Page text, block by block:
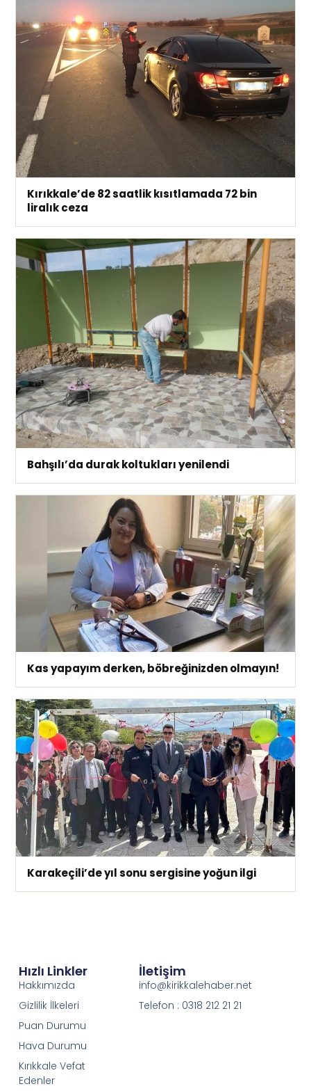
Kırıkkale’de 82 saatlik kısıtlamada 72 bin
liralık ceza
Bahşılı’da durak koltukları yenilendi
Kas yapayım derken, böbreğinizden olmayın!
Karakeçili’de yıl sonu sergisine yoğun ilgi
Hızlı Linkler
Hakkımızda
Gizlilik İlkeleri
Puan Durumu
Hava Durumu
Kırıkkale Vefat
Edenler
İletişim
info@kirikkalehaber.net
Telefon : 0318 212 21 21